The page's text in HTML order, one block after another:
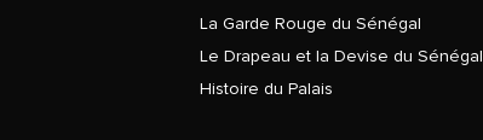
La Garde Rouge du Sénégal
Le Drapeau et la Devise du Sénégal
Histoire du Palais